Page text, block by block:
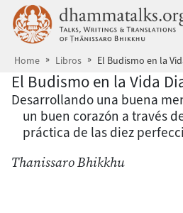
Saltar a contenido principal
Home Libros El Budismo en la
El Budismo en la Vida
Desarrollando una buena
un buen corazón a través
práctica de las diez
Thanissaro Bhikkhu